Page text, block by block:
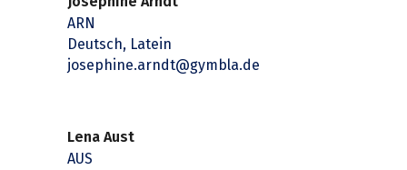
ARN
Deutsch, Latein
josephine.arndt@gymbla.de
Lena Aust
AUS